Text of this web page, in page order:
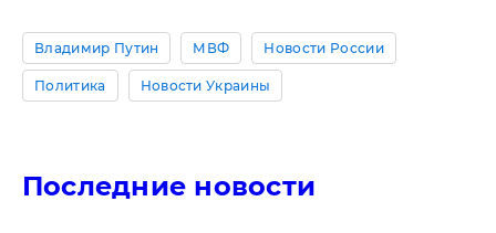
Владимир Путин МВФ Новости России
Политика Новости Украины
Последние новости